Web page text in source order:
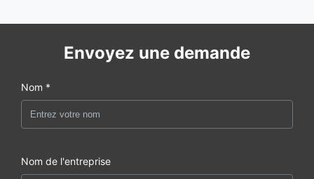
Envoyez une demande
Nom *
Nom de l'entreprise